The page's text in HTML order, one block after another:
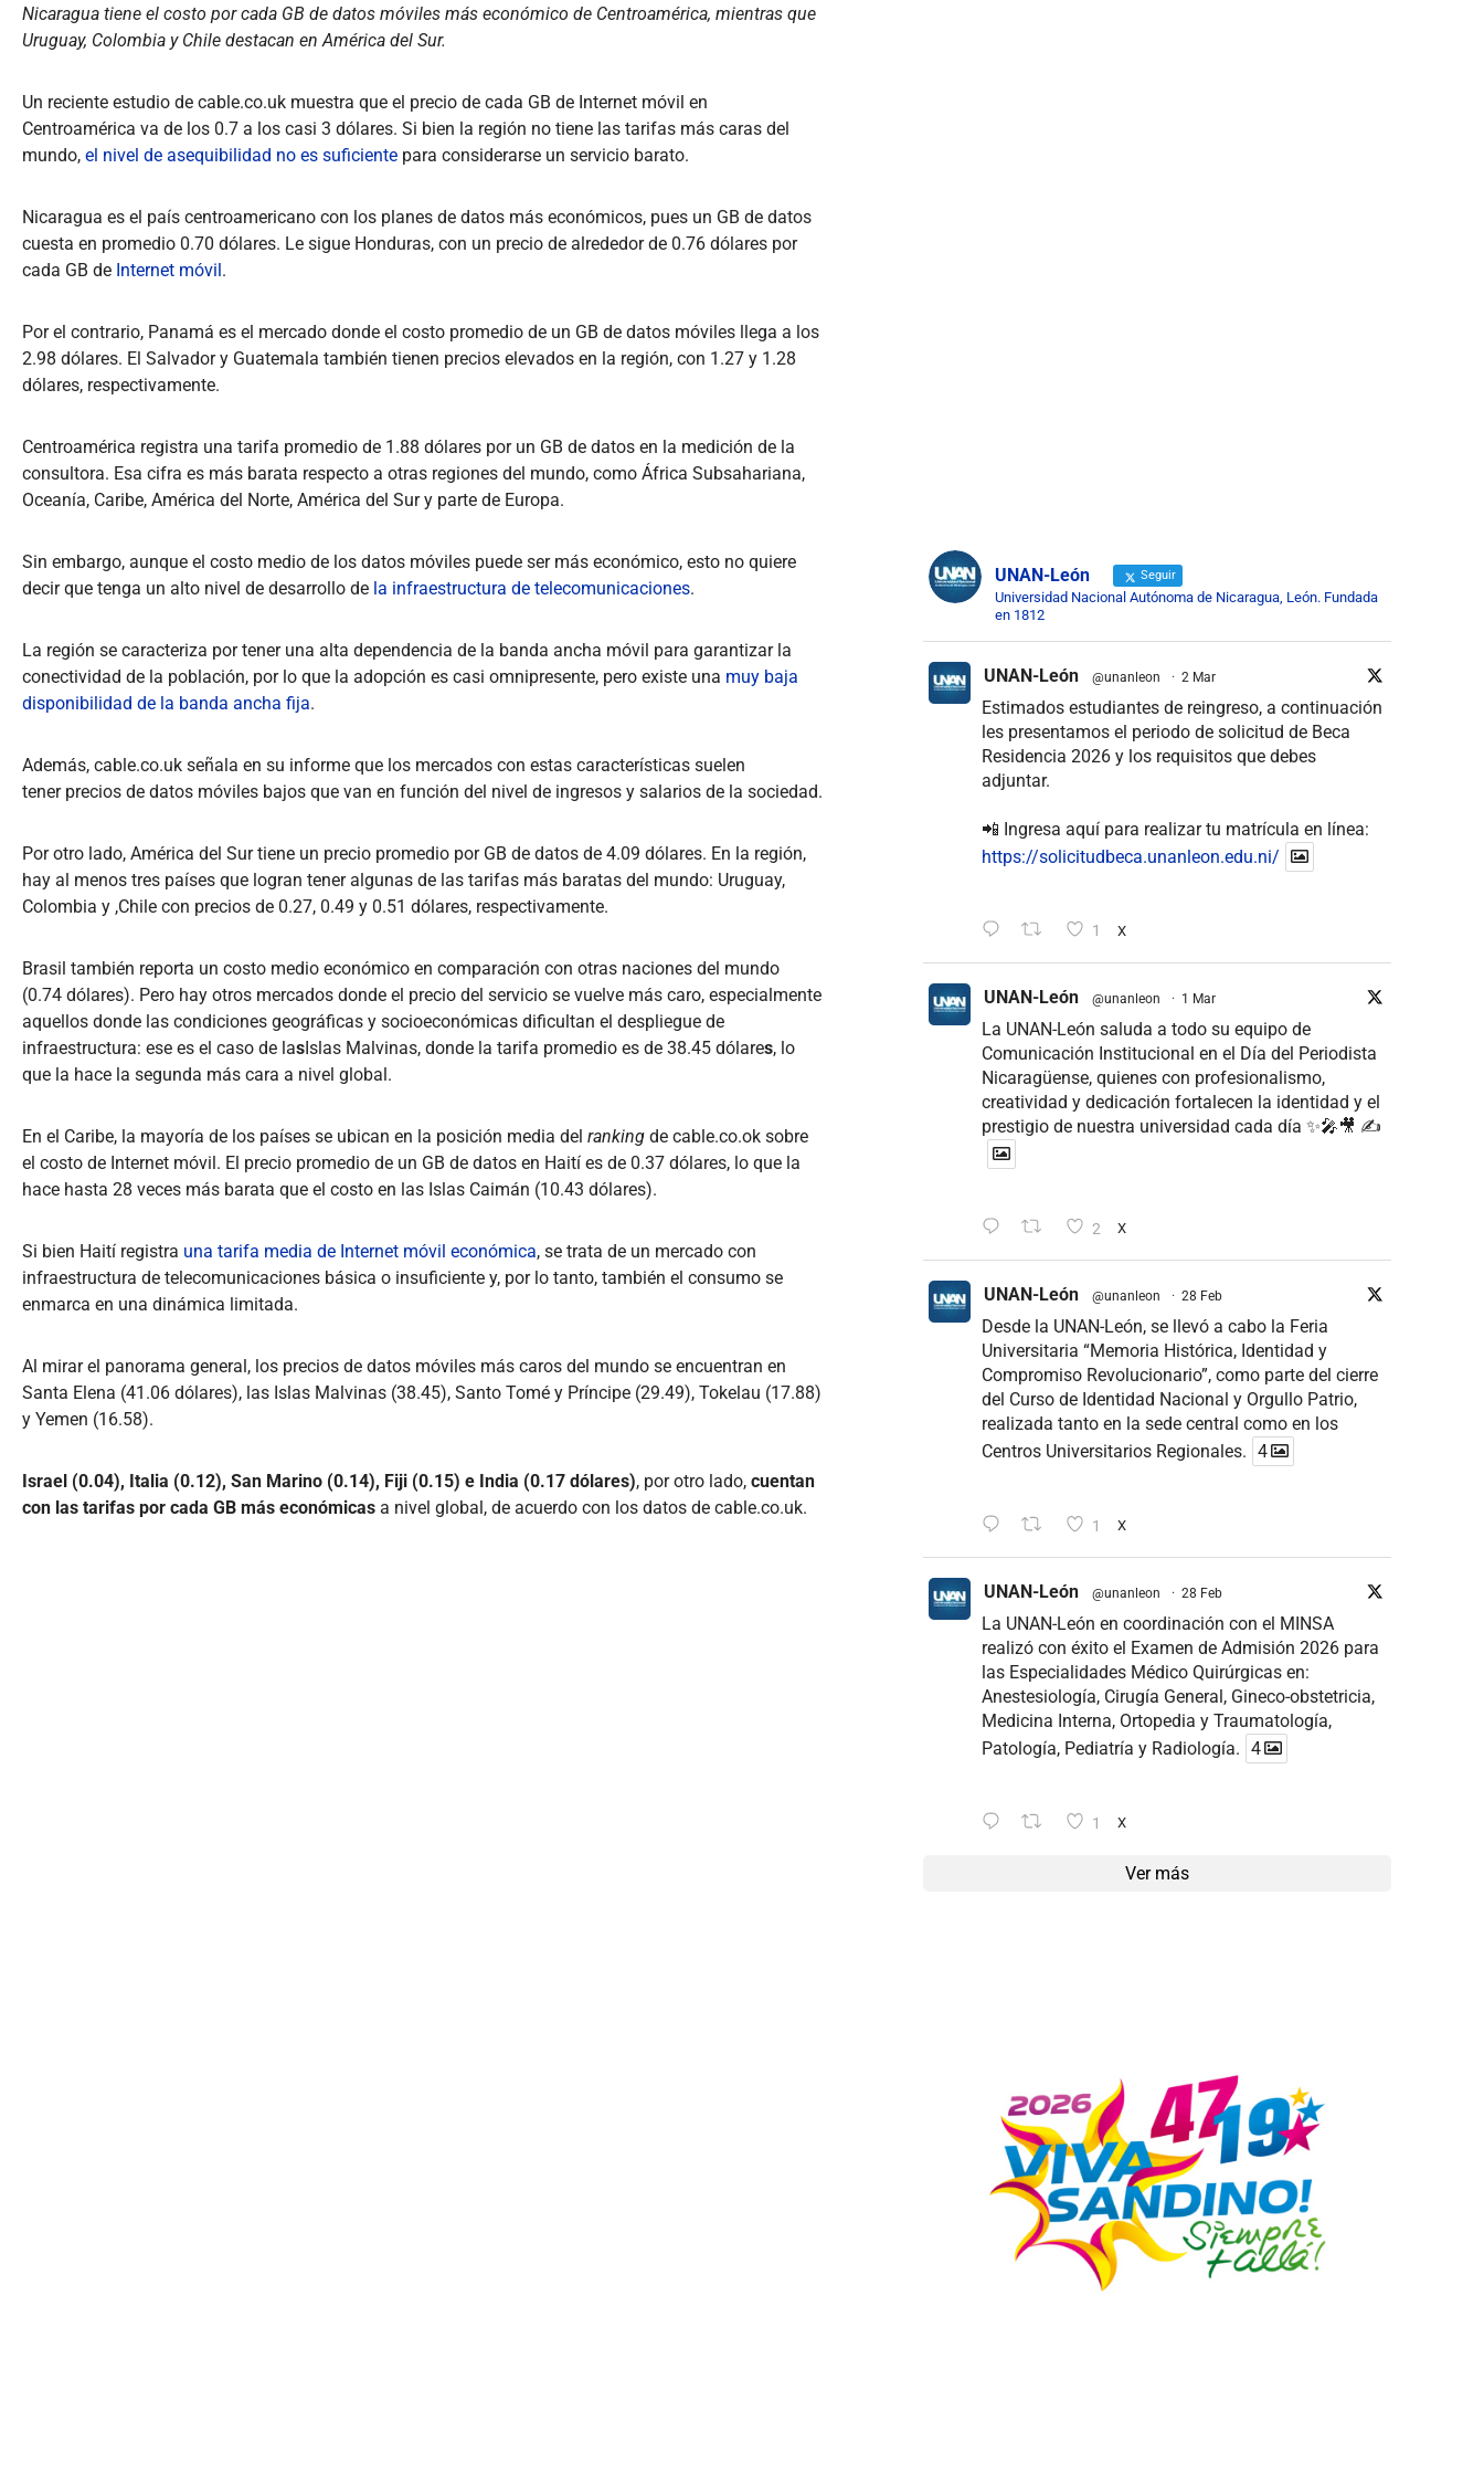
Nicaragua tiene el costo por cada GB de datos móviles más económico de Centroamérica, mientras que
Uruguay, Colombia y Chile destacan en América del Sur.
Un reciente estudio de cable.co.uk muestra que el precio de cada GB de Internet móvil en
Centroamérica va de los 0.7 a los casi 3 dólares. Si bien la región no tiene las tarifas más caras del
mundo, el nivel de asequibilidad no es suficiente para considerarse un servicio barato.
Nicaragua es el país centroamericano con los planes de datos más económicos, pues un GB de datos
cuesta en promedio 0.70 dólares. Le sigue Honduras, con un precio de alrededor de 0.76 dólares por
cada GB de Internet móvil.
Por el contrario, Panamá es el mercado donde el costo promedio de un GB de datos móviles llega a los
2.98 dólares. El Salvador y Guatemala también tienen precios elevados en la región, con 1.27 y 1.28
dólares, respectivamente.
Centroamérica registra una tarifa promedio de 1.88 dólares por un GB de datos en la medición de la
consultora. Esa cifra es más barata respecto a otras regiones del mundo, como África Subsahariana,
Oceanía, Caribe, América del Norte, América del Sur y parte de Europa.
Sin embargo, aunque el costo medio de los datos móviles puede ser más económico, esto no quiere
decir que tenga un alto nivel de desarrollo de la infraestructura de telecomunicaciones.
La región se caracteriza por tener una alta dependencia de la banda ancha móvil para garantizar la
conectividad de la población, por lo que la adopción es casi omnipresente, pero existe una muy baja
disponibilidad de la banda ancha fija.
Además, cable.co.uk señala en su informe que los mercados con estas características suelen
tener precios de datos móviles bajos que van en función del nivel de ingresos y salarios de la sociedad.
Por otro lado, América del Sur tiene un precio promedio por GB de datos de 4.09 dólares. En la región,
hay al menos tres países que logran tener algunas de las tarifas más baratas del mundo: Uruguay,
Colombia y ,Chile con precios de 0.27, 0.49 y 0.51 dólares, respectivamente.
Brasil también reporta un costo medio económico en comparación con otras naciones del mundo
(0.74 dólares). Pero hay otros mercados donde el precio del servicio se vuelve más caro, especialmente
aquellos donde las condiciones geográficas y socioeconómicas dificultan el despliegue de
infraestructura: ese es el caso de lasIslas Malvinas, donde la tarifa promedio es de 38.45 dólares, lo
que la hace la segunda más cara a nivel global.
En el Caribe, la mayoría de los países se ubican en la posición media del ranking de cable.co.ok sobre
el costo de Internet móvil. El precio promedio de un GB de datos en Haití es de 0.37 dólares, lo que la
hace hasta 28 veces más barata que el costo en las Islas Caimán (10.43 dólares).
Si bien Haití registra una tarifa media de Internet móvil económica, se trata de un mercado con
infraestructura de telecomunicaciones básica o insuficiente y, por lo tanto, también el consumo se
enmarca en una dinámica limitada.
Al mirar el panorama general, los precios de datos móviles más caros del mundo se encuentran en
Santa Elena (41.06 dólares), las Islas Malvinas (38.45), Santo Tomé y Príncipe (29.49), Tokelau (17.88)
y Yemen (16.58).
Israel (0.04), Italia (0.12), San Marino (0.14), Fiji (0.15) e India (0.17 dólares), por otro lado, cuentan
con las tarifas por cada GB más económicas a nivel global, de acuerdo con los datos de cable.co.uk.
UNAN-León Seguir
Universidad Nacional Autónoma de Nicaragua, León. Fundada
en 1812
UNAN-León @unanleon · 2 Mar
Estimados estudiantes de reingreso, a continuación
les presentamos el periodo de solicitud de Beca
Residencia 2026 y los requisitos que debes
adjuntar.
📲 Ingresa aquí para realizar tu matrícula en línea:
https://solicitudbeca.unanleon.edu.ni/
1 X
UNAN-León @unanleon · 1 Mar
La UNAN-León saluda a todo su equipo de
Comunicación Institucional en el Día del Periodista
Nicaragüense, quienes con profesionalismo,
creatividad y dedicación fortalecen la identidad y el
prestigio de nuestra universidad cada día ✨🎤🎥 ✍
2 X
UNAN-León @unanleon · 28 Feb
Desde la UNAN-León, se llevó a cabo la Feria
Universitaria “Memoria Histórica, Identidad y
Compromiso Revolucionario”, como parte del cierre
del Curso de Identidad Nacional y Orgullo Patrio,
realizada tanto en la sede central como en los
Centros Universitarios Regionales. 4
1 X
UNAN-León @unanleon · 28 Feb
La UNAN-León en coordinación con el MINSA
realizó con éxito el Examen de Admisión 2026 para
las Especialidades Médico Quirúrgicas en:
Anestesiología, Cirugía General, Gineco-obstetricia,
Medicina Interna, Ortopedia y Traumatología,
Patología, Pediatría y Radiología. 4
1 X
Ver más